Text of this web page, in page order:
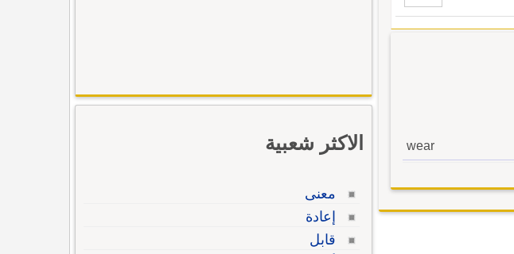
wear
الاكثر شعبية
معنى
إعادة
قابل